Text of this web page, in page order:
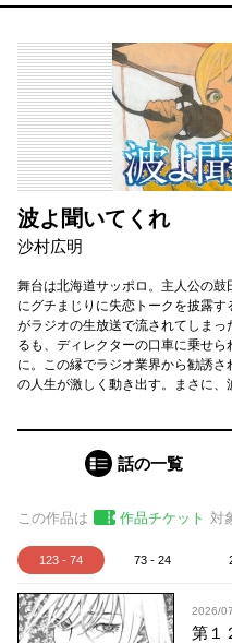
波よ聞いてくれ
沙村広明
舞台は北海道サッポロ。主人公の
にグチまじりに失恋トークを披露
がラジオの生放送で流されてしま
るも、ディレクターの口車に乗せ
に。この縁でラジオ業界から勧誘
の人生が激しく動き出す。まさに、
話の一覧
この作品は 作品チケット 対
123 - 74 73 - 24
2026/
第１